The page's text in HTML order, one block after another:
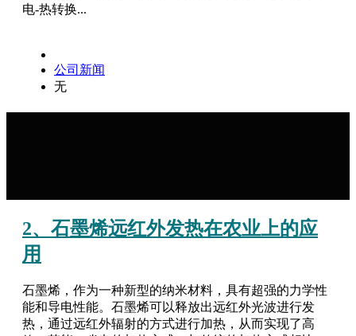
电-热转换...
公司新闻
无
2、石墨烯远红外发热在农业上的应
用
石墨烯，作为一种新型的纳米材料，具有超强的力学性
能和导电性能。石墨烯可以释放出远红外光波进行发
热，通过远红外辐射的方式进行加热，从而实现了高